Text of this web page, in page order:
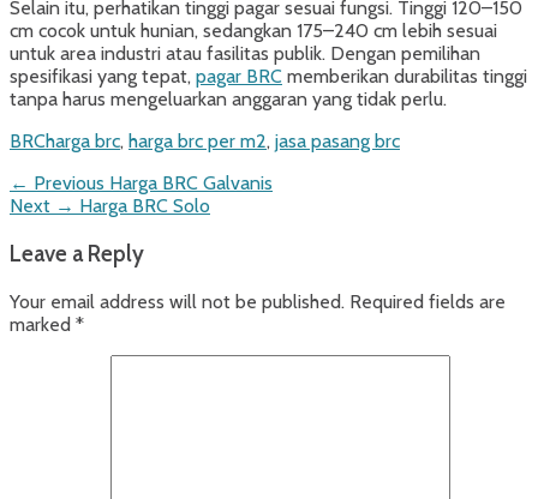
Selain itu, perhatikan tinggi pagar sesuai fungsi. Tinggi 120–150
cm cocok untuk hunian, sedangkan 175–240 cm lebih sesuai
untuk area industri atau fasilitas publik. Dengan pemilihan
spesifikasi yang tepat, pagar BRC memberikan durabilitas tinggi
tanpa harus mengeluarkan anggaran yang tidak perlu.
Categories
BRCTags
harga brc, harga brc per m2, jasa pasang brc
Post
navigation
← Previous Previous
post:
Harga BRC Galvanis
Next → Next
Harga BRC Solo
Leave a Reply
Your email address will not be published. Required fields are
marked *